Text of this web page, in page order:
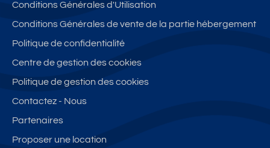
so
n
es
Conditions Générales d'Utilisation
Conditions Générales de vente de la partie hébergement
Politique de confidentialité
Centre de gestion des cookies
Politique de gestion des cookies
Contactez - Nous
Partenaires
Proposer une location